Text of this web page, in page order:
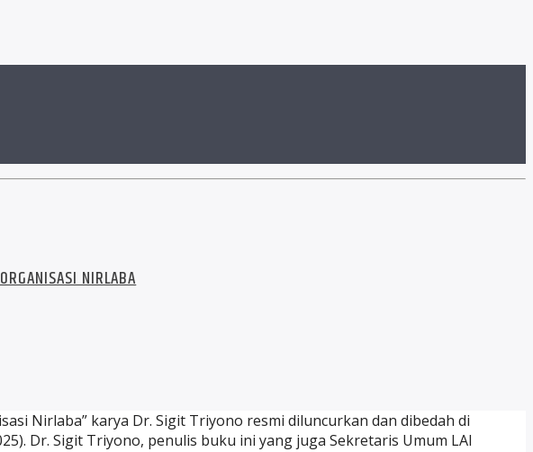
NIRLABA
Nirlaba” karya Dr. Sigit Triyono resmi diluncurkan dan dibedah di
Dr. Sigit Triyono, penulis buku ini yang juga Sekretaris Umum LAI